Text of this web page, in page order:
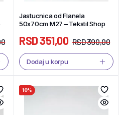
Jastucnica od Flanela
50x70cm M27 – Tekstil Shop
RSD390,00
RSD351,00
Dodaj u korpu
10%